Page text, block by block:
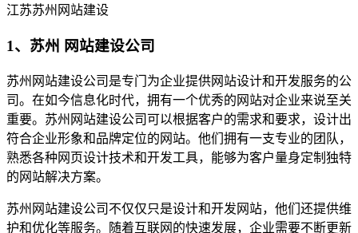
江苏苏州网站建设
1、苏州 网站建设公司
苏州网站建设公司是专门为企业提供网站设计和开发服务的公
司。在如今信息化时代，拥有一个优秀的网站对企业来说至关
重要。苏州网站建设公司可以根据客户的需求和要求，设计出
符合企业形象和品牌定位的网站。他们拥有一支专业的团队，
熟悉各种网页设计技术和开发工具，能够为客户量身定制独特
的网站解决方案。
苏州网站建设公司不仅仅只是设计和开发网站，他们还提供维
护和优化等服务。随着互联网的快速发展，企业需要不断更新